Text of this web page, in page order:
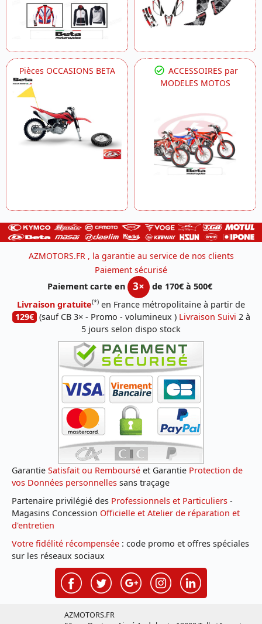
Pièces OCCASIONS BETA
ACCESSOIRES par
MODELES MOTOS
AZMOTORS.FR , la garantie au service de nos clients
Paiement sécurisé
Paiement carte en
3×
de 170€ à 500€
Livraison gratuite(*) en France métropolitaine à partir de
129€ (sauf CB 3× - Promo - volumineux ) Livraison Suivi 2 à
5 jours selon dispo stock
Garantie Satisfait ou Remboursé et Garantie Protection de
vos Données personnelles sans traçage
Partenaire privilégié des Professionnels et Particuliers -
Magasins Concession Officielle et Atelier de réparation et
d'entretien
Votre fidélité récompensée : code promo et offres spéciales
sur les réseaux sociaux
AZMOTORS.FR